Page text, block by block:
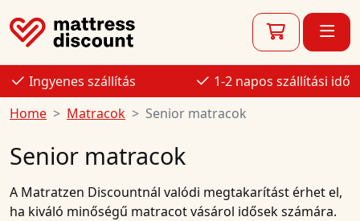
Ingyenes szállítás
1-2 napos szállítási idő
Home
Matracok Senior matracok
Senior matracok
A Matratzen Discountnál valódi megtakarítást érhet el,
ha kiváló minőségű matracotvásárol idősek számára.